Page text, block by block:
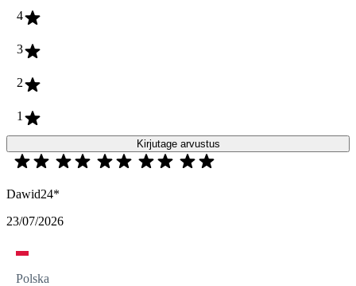
4
3
2
1
Kirjutage arvustus
Dawid24*
23/07/2026
Polska